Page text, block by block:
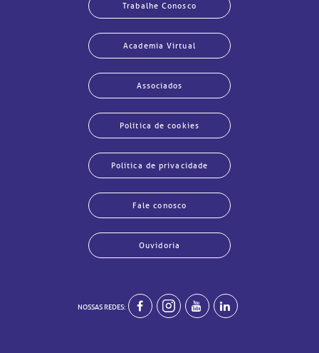
Trabalhe Conosco
Academia Virtual
Associados
Política de cookies
Política de privacidade
Fale conosco
Ouvidoria
NOSSAS REDES: